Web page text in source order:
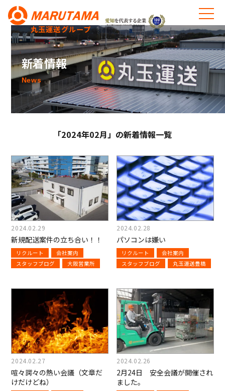
丸玉運送グループ
新着情報
News
「2024年02月」の新着情報一覧
2024.02.29
新規配送案件の立ち合い！！
リクルート
会社案内
スタッフブログ
大阪営業所
2024.02.28
パソコンは嫌い
リクルート
会社案内
スタッフブログ
丸玉運送豊橋
2024.02.27
喧々諤々の熱い会議（文章だ
けだけどね）
2024.02.26
2月24日 安全会議が開催され
ました。